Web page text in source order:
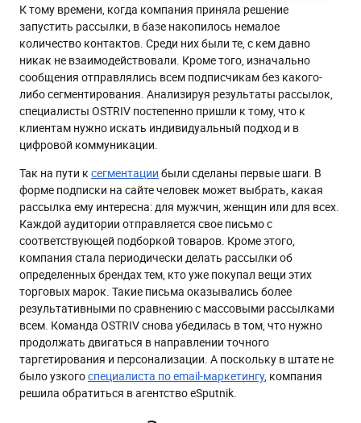
К тому времени, когда компания приняла решение
запустить рассылки, в базе накопилось немалое
количество контактов. Среди них были те, с кем давно
никак не взаимодействовали. Кроме того, изначально
сообщения отправлялись всем подписчикам без какого-
либо сегментирования. Анализируя результаты рассылок,
специалисты OSTRIV постепенно пришли к тому, что к
клиентам нужно искать индивидуальный подход и в
цифровой коммуникации.
Так на пути ксегментации были сделаны первые шаги. В
форме подписки на сайте человек может выбрать, какая
рассылка ему интересна: для мужчин, женщин или для всех.
Каждой аудитории отправляется свое письмо с
соответствующей подборкой товаров. Кроме этого,
компания стала периодически делать рассылки об
определенных брендах тем, кто уже покупал вещи этих
торговых марок. Такие письма оказывались более
результативными по сравнению с массовыми рассылками
всем. Команда OSTRIV снова убедилась в том, что нужно
продолжать двигаться в направлении точного
таргетирования и персонализации. А поскольку в штате не
было узкогоспециалиста по email-маркетингу, компания
решила обратиться в агентство eSputnik.